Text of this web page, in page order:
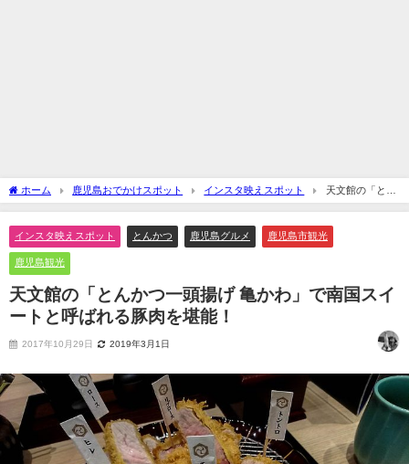
ホーム 鹿児島おでかけスポット インスタ映えスポット
天文館の「とん
かつ一頭揚げ 亀かわ」で南国スイートと呼ばれる豚肉を堪能！
インスタ映えスポット とんかつ 鹿児島グルメ 鹿児島市観光
鹿児島観光
天文館の「とんかつ一頭揚げ 亀かわ」で南国スイ
ートと呼ばれる豚肉を堪能！
2017年10月29日 2019年3月1日